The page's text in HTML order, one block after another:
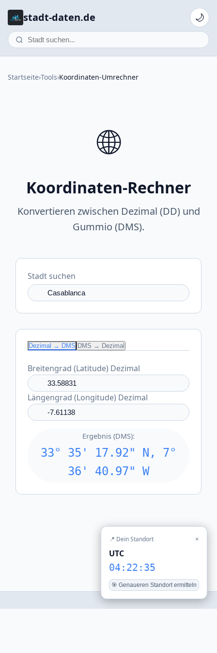
stadt-daten.de 🌙
Startseite›Tools›Koordinaten-Umrechner
🌐
Koordinaten-Rechner
Konvertieren zwischen Dezimal (DD) und
Gummio (DMS).
Stadt suchen
Dezimal → DMS DMS → Dezimal
Breitengrad (Latitude) Dezimal
Längengrad (Longitude) Dezimal
Ergebnis (DMS):
33° 35' 17.92" N, 7°
36' 40.97" W
📍 Dein Standort ×
UTC
04:22:35
🎯 Genaueren Standort ermitteln